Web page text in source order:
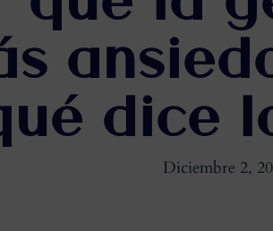
dice
Diciembre 2,